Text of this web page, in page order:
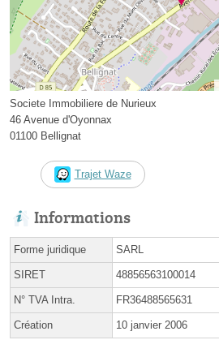
Societe Immobiliere de Nurieux
46 Avenue d'Oyonnax
01100 Bellignat
Trajet Waze
Informations
Forme juridique SARL
SIRET 48856563100014
N° TVA Intra. FR36488565631
Création 10 janvier 2006